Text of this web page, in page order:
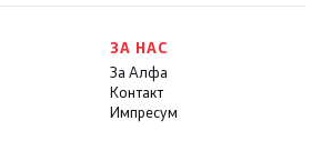
ЗА НАС
За Алфа
Контакт
Импресум